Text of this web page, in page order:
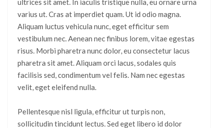
ultrices sit amet. In iaculis tristique nulla, eu ornare urna
varius ut. Cras at imperdiet quam. Ut id odio magna.
Aliquam luctus vehicula nunc, eget efficitur sem
vestibulum nec. Aenean nec finibus lorem, vitae egestas
risus. Morbi pharetra nunc dolor, eu consectetur lacus
pharetra sit amet. Aliquam orci lacus, sodales quis
facilisis sed, condimentum vel felis. Nam nec egestas
velit, eget eleifend nulla.
Pellentesque nisl ligula, efficitur ut turpis non,
sollicitudin tincidunt lectus. Sed eget libero id dolor